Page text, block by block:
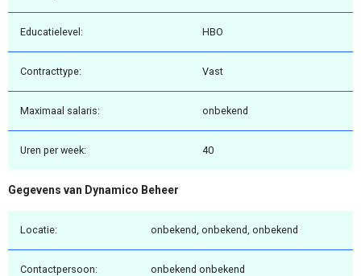
Educatielevel: HBO
Contracttype: Vast
Maximaal salaris: onbekend
Uren per week: 40
Gegevens van Dynamico Beheer
Locatie: onbekend, onbekend, onbekend
Contactpersoon: onbekend onbekend